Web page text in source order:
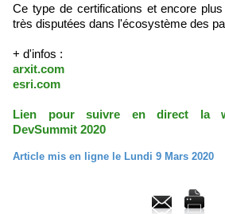
Ce type de certifications et encore
très disputées dans l'écosystème des
+ d'infos :
arxit.com
esri.com
Lien pour suivre en direct la
DevSummit 2020
Article mis en ligne le Lundi 9 Mars 2020